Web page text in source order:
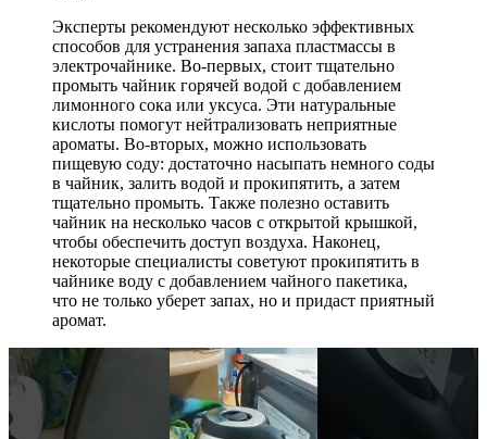
Эксперты рекомендуют несколько эффективных
способов для устранения запаха пластмассы в
электрочайнике. Во-первых, стоит тщательно
промыть чайник горячей водой с добавлением
лимонного сока или уксуса. Эти натуральные
кислоты помогут нейтрализовать неприятные
ароматы. Во-вторых, можно использовать
пищевую соду: достаточно насыпать немного соды
в чайник, залить водой и прокипятить, а затем
тщательно промыть. Также полезно оставить
чайник на несколько часов с открытой крышкой,
чтобы обеспечить доступ воздуха. Наконец,
некоторые специалисты советуют прокипятить в
чайнике воду с добавлением чайного пакетика,
что не только уберет запах, но и придаст приятный
аромат.